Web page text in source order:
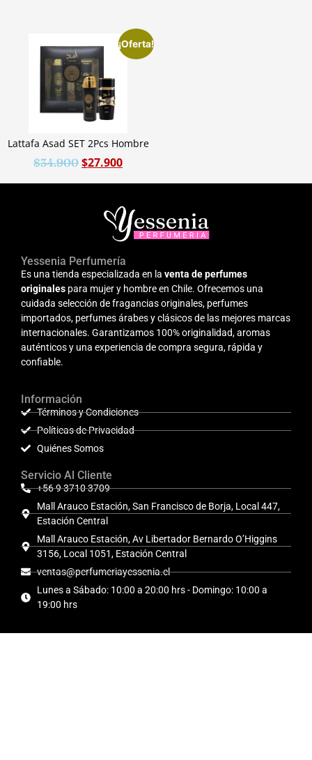
¡Oferta!
Lattafa Asad SET 2Pcs Hombre
$34.900 $27.900
Yessenia Perfumería
Es una tienda especializada en la venta de perfumes
originales para mujer y hombre en Chile. Ofrecemos una
cuidada selección de fragancias originales, perfumes
importados, perfumes árabes y clásicos de las mejores marcas
internacionales. Garantizamos 100% originalidad, aromas
auténticos y una experiencia de compra segura, rápida y
confiable.
Información
Términos y Condiciones
Políticas de Privacidad
Quiénes Somos
Servicio Al Cliente
+56 9 3710 3709
Mall Arauco Estación, San Francisco de Borja, Local 447,
Estación Central
Mall Arauco Estación, Av Libertador Bernardo O’Higgins
3156, Local 1051, Estación Central
ventas@perfumeriayessenia.cl
Lunes a Sábado: 10:00 a 20:00 hrs - Domingo: 10:00 a
19:00 hrs